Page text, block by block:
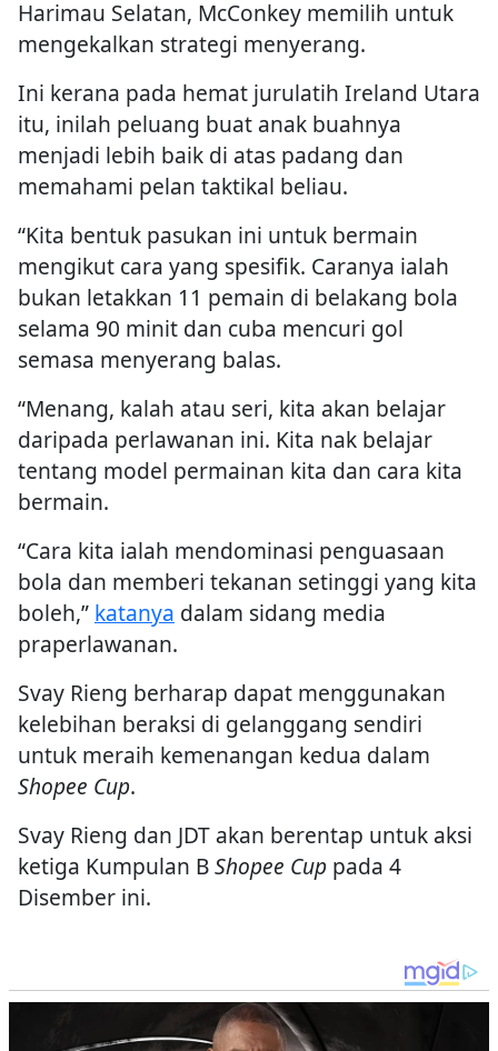
Harimau Selatan, McConkey memilih untuk
mengekalkan strategi menyerang.
Ini kerana pada hemat jurulatih Ireland Utara
itu, inilah peluang buat anak buahnya
menjadi lebih baik di atas padang dan
memahami pelan taktikal beliau.
“Kita bentuk pasukan ini untuk bermain
mengikut cara yang spesifik. Caranya ialah
bukan letakkan 11 pemain di belakang bola
selama 90 minit dan cuba mencuri gol
semasa menyerang balas.
“Menang, kalah atau seri, kita akan belajar
daripada perlawanan ini. Kita nak belajar
tentang model permainan kita dan cara kita
bermain.
“Cara kita ialah mendominasi penguasaan
bola dan memberi tekanan setinggi yang kita
boleh,” katanya dalam sidang media
praperlawanan.
Svay Rieng berharap dapat menggunakan
kelebihan beraksi di gelanggang sendiri
untuk meraih kemenangan kedua dalam
Shopee Cup.
Svay Rieng dan JDT akan berentap untuk aksi
ketiga Kumpulan BShopee Cup pada 4
Disember ini.